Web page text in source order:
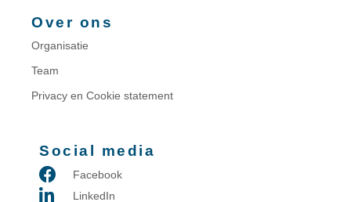
Over ons
Organisatie
Team
Privacy en Cookie statement
Social media
Facebook
LinkedIn